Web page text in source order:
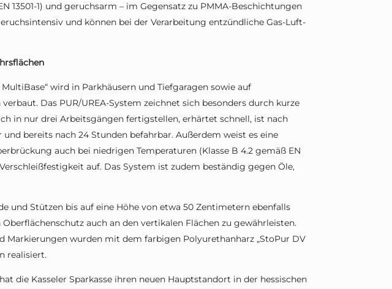
13501-1) und geruchsarm – im Gegensatz zu PMMA-Beschichtungen
und können bei der Verarbeitung entzündliche Gas-Luft-
wird in Parkhäusern und Tiefgaragen sowie auf
Das PUR/UREA-System zeichnet sich besonders durch kurze
in nur drei Arbeitsgängen fertigstellen, erhärtet schnell, ist nach
bereits nach 24 Stunden befahrbar. Außerdem weist es eine
auch bei niedrigen Temperaturen (Klasse B 4.2 gemäß EN
auf. Das System ist zudem beständig gegen Öle,
und Stützen bis auf eine Höhe von etwa 50 Zentimetern ebenfalls
auch an den vertikalen Flächen zu gewährleisten.
Markierungen wurden mit dem farbigen Polyurethanharz „StoPur DV
realisiert.
die Kasseler Sparkasse ihren neuen Hauptstandort in der hessischen